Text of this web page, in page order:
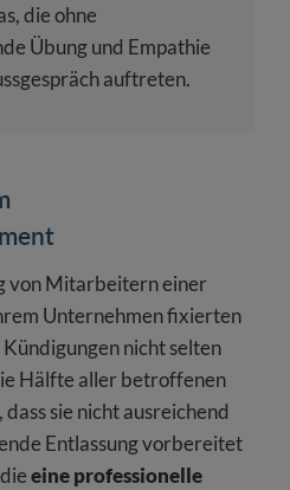
die ohne
Übung und Empathie
auftreten.
von Mitarbeitern einer
Unternehmen fixierten
nicht selten
Hälfte aller betroffenen
sie nicht ausreichend
Entlassung vorbereitet
eine professionelle